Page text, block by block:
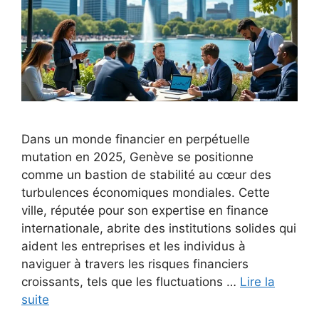
Dans un monde financier en perpétuelle
mutation en 2025, Genève se positionne
comme un bastion de stabilité au cœur des
turbulences économiques mondiales. Cette
ville, réputée pour son expertise en finance
internationale, abrite des institutions solides qui
aident les entreprises et les individus à
naviguer à travers les risques financiers
croissants, tels que les fluctuations … Lire la
suite